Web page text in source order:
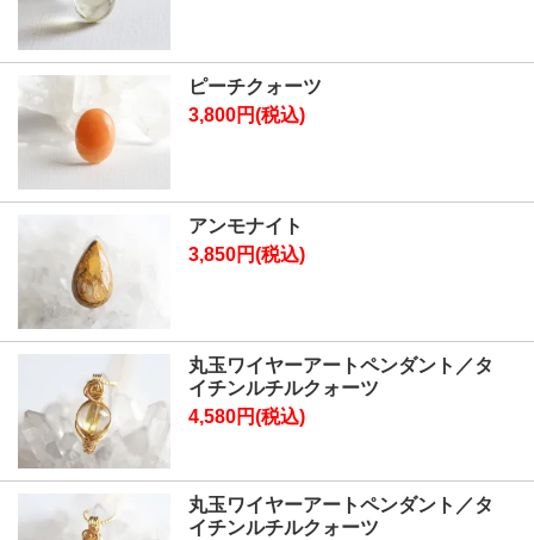
ピーチクォーツ
3,800円(税込)
アンモナイト
3,850円(税込)
丸玉ワイヤーアートペンダント／タ
イチンルチルクォーツ
4,580円(税込)
丸玉ワイヤーアートペンダント／タ
イチンルチルクォーツ